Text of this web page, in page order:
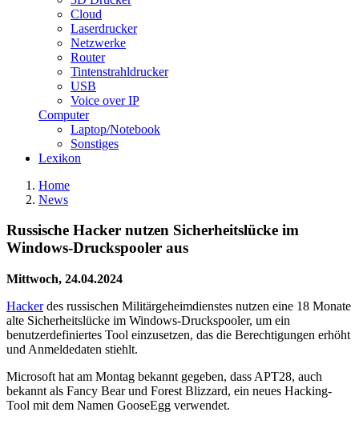
Cloud
Laserdrucker
Netzwerke
Router
Tintenstrahldrucker
USB
Voice over IP
Computer
Laptop/Notebook
Sonstiges
Lexikon
Home
News
Russische Hacker nutzen Sicherheitslücke im
Windows-Druckspooler aus
Mittwoch, 24.04.2024
Hackerdes russischen Militärgeheimdienstes nutzen eine 18 Monate
alte Sicherheitslücke im Windows-Druckspooler, um ein
benutzerdefiniertes Tool einzusetzen, das die Berechtigungen erhöht
und Anmeldedaten stiehlt.
Microsoft hat am Montag bekannt gegeben, dass APT28, auch
bekannt als Fancy Bear und Forest Blizzard, ein neues Hacking-
Tool mit dem Namen GooseEgg verwendet.